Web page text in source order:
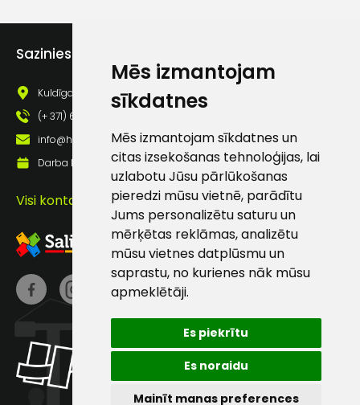
Mēs izmantojam
sīkdatnes
Mēs izmantojam sīkdatnes un
citas izsekošanas tehnoloģijas, lai
uzlabotu Jūsu pārlūkošanas
pieredzi mūsu vietnē, parādītu
Jums personalizētu saturu un
mērķētas reklāmas, analizētu
mūsu vietnes datplūsmu un
saprastu, no kurienes nāk mūsu
apmeklētāji.
Es piekrītu
Es noraidu
Mainīt manas preferences
Sazinies ar mums
Kuldīgas iela 69a, Saldus, Saldus nov., LV - 3801
(+ 371) 63 881 186
info@hards.lv
Darba laiks: Darbadienās: 8:00 - 17:00
Visi kontakti
pastā
Klientu
atbalsts
Darbdienās:
8:00 – 17:00
186
info@hards.lv